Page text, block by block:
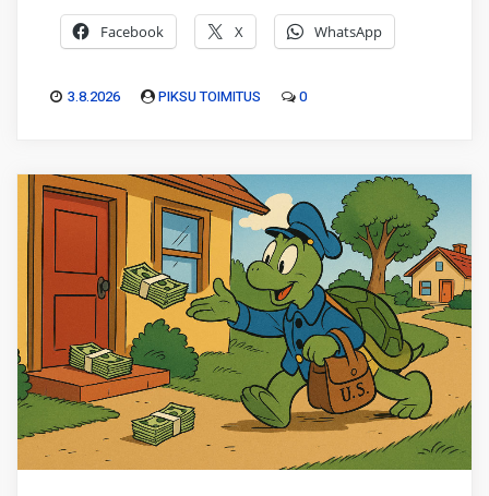
Facebook X WhatsApp
3.8.2026 PIKSU TOIMITUS 0